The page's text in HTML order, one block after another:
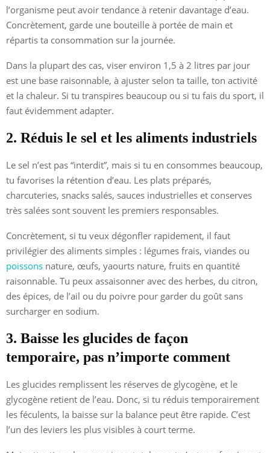
l’organisme peut avoir tendance à retenir davantage d’eau.
Concrètement, garde une bouteille à portée de main et
répartis ta consommation sur la journée.
Dans la plupart des cas, viser environ 1,5 à 2 litres par jour
est une base raisonnable, à ajuster selon ta taille, ton activité
et la chaleur. Si tu transpires beaucoup ou si tu fais du sport, il
faut évidemment adapter.
2. Réduis le sel et les aliments industriels
Le sel n’est pas “interdit”, mais si tu en consommes beaucoup,
tu favorises la rétention d’eau. Les plats préparés,
charcuteries, snacks salés, sauces industrielles et conserves
très salées sont souvent les premiers responsables.
Concrètement, si tu veux dégonfler rapidement, il faut
privilégier des aliments simples : légumes frais, viandes ou
poissons nature, œufs, yaourts nature, fruits en quantité
raisonnable. Tu peux assaisonner avec des herbes, du citron,
des épices, de l’ail ou du poivre pour garder du goût sans
surcharger en sodium.
3. Baisse les glucides de façon
temporaire, pas n’importe comment
Les glucides remplissent les réserves de glycogène, et le
glycogène retient de l’eau. Donc, si tu réduis temporairement
les féculents, la baisse sur la balance peut être rapide. C’est
l’un des leviers les plus visibles à court terme.